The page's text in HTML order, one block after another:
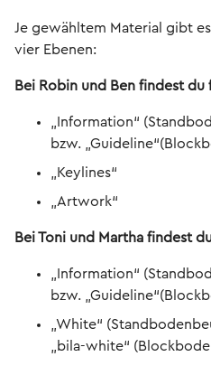
Je gewähltem Material gibt
vier Ebenen:
Bei Robin und Ben findest
„Information“
bzw.
„Keylines“
„Artwork“
Bei Toni und Martha findest
„Information“
bzw.
„White“
„bila-white“